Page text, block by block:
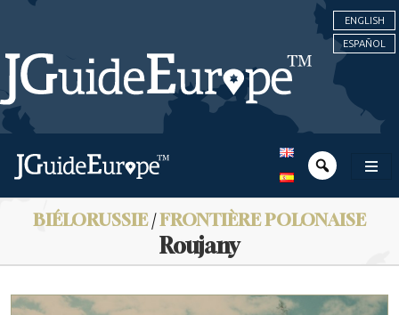
ENGLISH
ESPAÑOL
BIÉLORUSSIE/FRONTIÈRE POLONAISE
Roujany